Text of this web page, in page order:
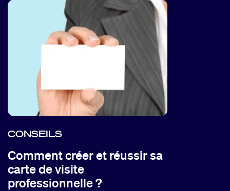
CONSEILS
Comment créer et réussir sa
carte de visite
professionnelle ?